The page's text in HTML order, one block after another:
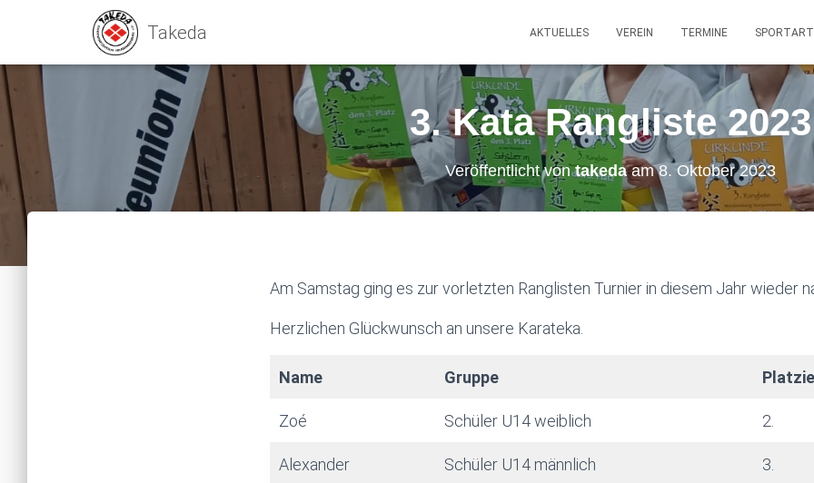
AKTUELLES VEREIN TERMINE
3. Kata Rangliste 2023
Veröffentlicht vontakedaam8. Oktober 2023
Am Samstag ging es zur vorletzten Ranglisten Turnier in diesem Jahr wieder
Herzlichen Glückwunsch an unsere Karateka.
Name Gruppe
Zoé Schüler U14 weiblich 2.
Alexander Schüler U14 männlich 3.